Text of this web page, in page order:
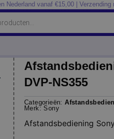
Nederland vanaf €15,00 |
DVP-NS355
Categorieën:
Merk: Sony
Afstandsbediening